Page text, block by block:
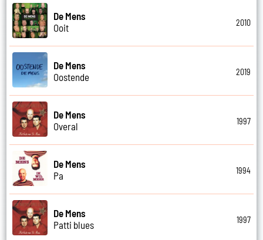
De Mens
Ooit
2010
De Mens
Oostende
2019
De Mens
Overal
1997
De Mens
Pa
1994
De Mens
Patti blues
1997